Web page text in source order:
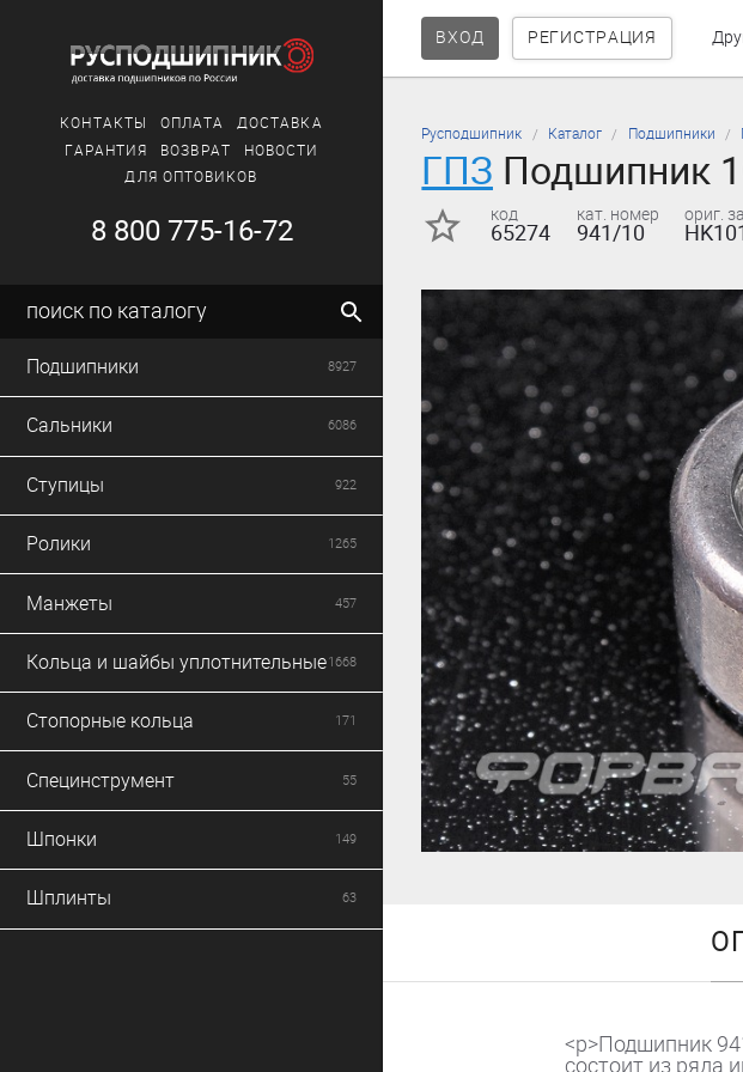
ВХОД РЕГИСТРАЦИЯ
КОНТАКТЫ ОПЛАТА
ДОСТАВКА
ГАРАНТИЯ
ВОЗВРАТ
НОВОСТИ
ДЛЯ ОПТОВИКОВ
8 800 775-16-72
поиск по каталогу
Подшипники 8927
Сальники 6086
Ступицы 922
Ролики 1265
Манжеты 457
Кольца и шайбы уплотнительные1668
Стопорные кольца 171
Специнструмент 55
Шпонки 149
Шплинты 63
Русподшипник Каталог Подшипники
ГПЗ Подшипник
код
65274
кат. номер
941/10
ориг.
<p>Подшипник
состоит из ряда